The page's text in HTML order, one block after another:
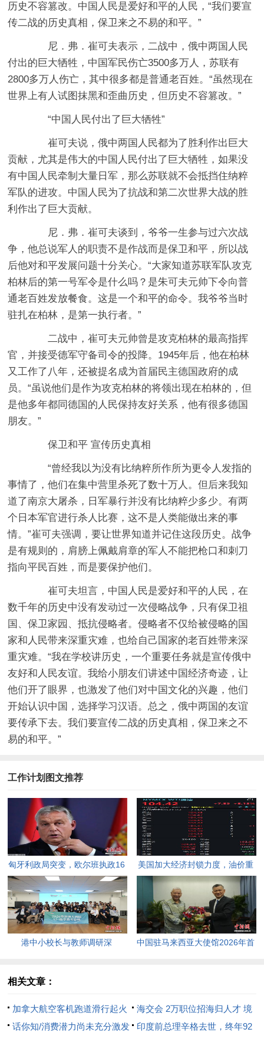
历史不容篡改。中国人民是爱好和平的人民，“我们要宣
传二战的历史真相，保卫来之不易的和平。”
尼．弗．崔可夫表示，二战中，俄中两国人民
付出的巨大牺牲，中国军民伤亡3500多万人，苏联有
2800多万人伤亡，其中很多都是普通老百姓。“虽然现在
世界上有人试图抹黑和歪曲历史，但历史不容篡改。”
“中国人民付出了巨大牺牲”
崔可夫说，俄中两国人民都为了胜利作出巨大
贡献，尤其是伟大的中国人民付出了巨大牺牲，如果没
有中国人民牵制大量日军，那么苏联就不会抵挡住纳粹
军队的进攻。中国人民为了抗战和第二次世界大战的胜
利作出了巨大贡献。
尼．弗．崔可夫谈到，爷爷一生参与过六次战
争，他总说军人的职责不是作战而是保卫和平，所以战
后他对和平发展问题十分关心。“大家知道苏联军队攻克
柏林后的第一号军令是什么吗？是朱可夫元帅下令向普
通老百姓发放餐食。这是一个和平的命令。我爷爷当时
驻扎在柏林，是第一执行者。”
二战中，崔可夫元帅曾是攻克柏林的最高指挥
官，并接受德军守备司令的投降。1945年后，他在柏林
又工作了八年，还被提名成为首届民主德国政府的成
员。“虽说他们是作为攻克柏林的将领出现在柏林的，但
是他多年都同德国的人民保持友好关系，他有很多德国
朋友。”
保卫和平 宣传历史真相
“曾经我以为没有比纳粹所作所为更令人发指的
事情了，他们在集中营里杀死了数十万人。但后来我知
道了南京大屠杀，日军暴行并没有比纳粹少多少。有两
个日本军官进行杀人比赛，这不是人类能做出来的事
情。”崔可夫强调，要让世界知道并记住这段历史。战争
是有规则的，肩膀上佩戴肩章的军人不能把枪口和刺刀
指向平民百姓，而是要保护他们。
崔可夫坦言，中国人民是爱好和平的人民，在
数千年的历史中没有发动过一次侵略战争，只有保卫祖
国、保卫家园、抵抗侵略者。侵略者不仅给被侵略的国
家和人民带来深重灾难，也给自己国家的老百姓带来深
重灾难。“我在学校讲历史，一个重要任务就是宣传俄中
友好和人民友谊。我给小朋友们讲述中国经济奇迹，让
他们开了眼界，也激发了他们对中国文化的兴趣，他们
开始认识中国，选择学习汉语。总之，俄中两国的友谊
要传承下去。我们要宣传二战的历史真相，保卫来之不
易的和平。”
工作计划图文推荐
匈牙利政局突变，欧尔班执政16
年终结。
美国加大经济封锁力度，油价重
返100美元高点，黄金价格急
跌，日韩主要股指开盘走低。
港中小校长与教师调研深
课堂新路径。
中国驻马来西亚大使馆2026年首
力，帮助他们在异国他乡更好地
学习和生活。
相关文章：
加拿大航空客机跑道滑行起火
海交会 2万职位招海归人才 境
外博士组团参会
话你知/消费潜力尚未充分激发 印度前总理辛格去世，终年92